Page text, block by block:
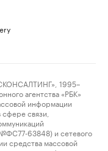
1995–
агентства «РБК»
информации
связи,
63848) и сетевого
средства массовой